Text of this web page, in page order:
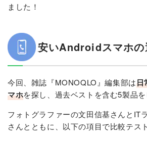
ました！
安いAndroidスマホの
今回、雑誌『MONOQLO』編集部は日
マホを探し、過去ベストを含む5製品を
フォトグラファーの文田信基さんとIT
さんとともに、以下の項目で比較テス